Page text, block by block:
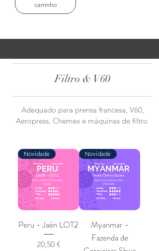
carrinho
Filtro & V60
Adequado para prensa francesa, V60,
Aeropress, Chemex e máquinas de filtro.
Novidade
Peru - Jaén LOT2
Preço
20,50 €
Novidade
Myanmar -
Fazenda de